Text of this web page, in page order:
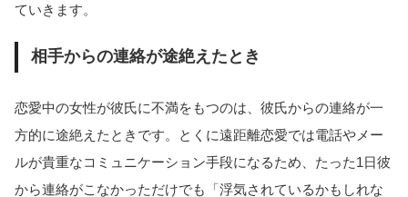
ていきます。
相手からの連絡が途絶えたとき
恋愛中の女性が彼氏に不満をもつのは、彼氏からの連絡が一
方的に途絶えたときです。とくに遠距離恋愛では電話やメー
ルが貴重なコミュニケーション手段になるため、たった1日彼
から連絡がこなかっただけでも「浮気されているかもしれな